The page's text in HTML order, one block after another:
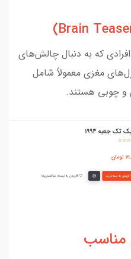
که به دنبال چالش‌های
مغزی معمولاً شامل
و چوبی هستند.